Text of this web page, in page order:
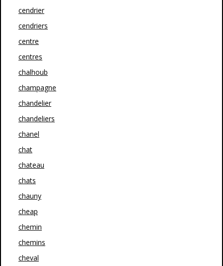
cendrier
cendriers
centre
centres
chalhoub
champagne
chandelier
chandeliers
chanel
chat
chateau
chats
chauny
cheap
chemin
chemins
cheval